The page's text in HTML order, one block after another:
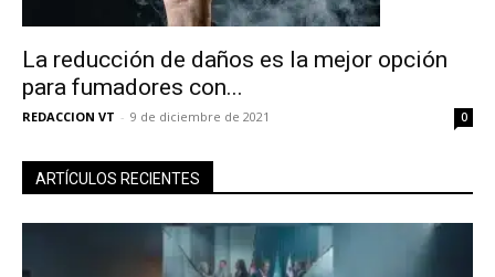
La reducción de daños es la mejor opción
para fumadores con...
REDACCION VT - 9 de diciembre de 2021 0
ARTÍCULOS RECIENTES